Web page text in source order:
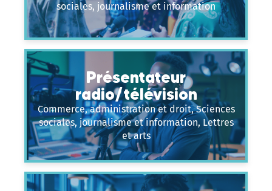
sociales, journalisme et information
Présentateur
radio/télévision
Commerce, administration et droit, Sciences
sociales, journalisme et information, Lettres
et arts